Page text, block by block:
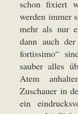
schon fixiert
werden immer
mehr als nur
dann auch
fortissimo“
sauber alles
Atem
Zuschauer in
ein